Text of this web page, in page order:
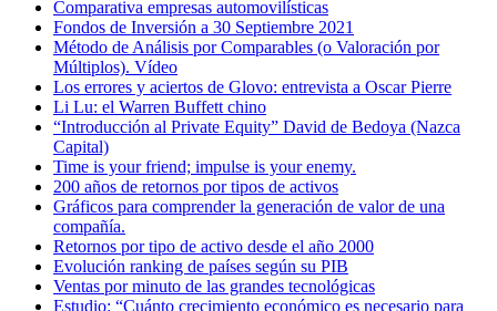
Comparativa empresas automovilísticas
Fondos de Inversión a 30 Septiembre 2021
Método de Análisis por Comparables (o Valoración por
Múltiplos). Vídeo
Los errores y aciertos de Glovo: entrevista a Oscar Pierre
Li Lu: el Warren Buffett chino
“Introducción al Private Equity” David de Bedoya (Nazca
Capital)
Time is your friend; impulse is your enemy.
200 años de retornos por tipos de activos
Gráficos para comprender la generación de valor de una
compañía.
Retornos por tipo de activo desde el año 2000
Evolución ranking de países según su PIB
Ventas por minuto de las grandes tecnológicas
Estudio: “Cuánto crecimiento económico es necesario para